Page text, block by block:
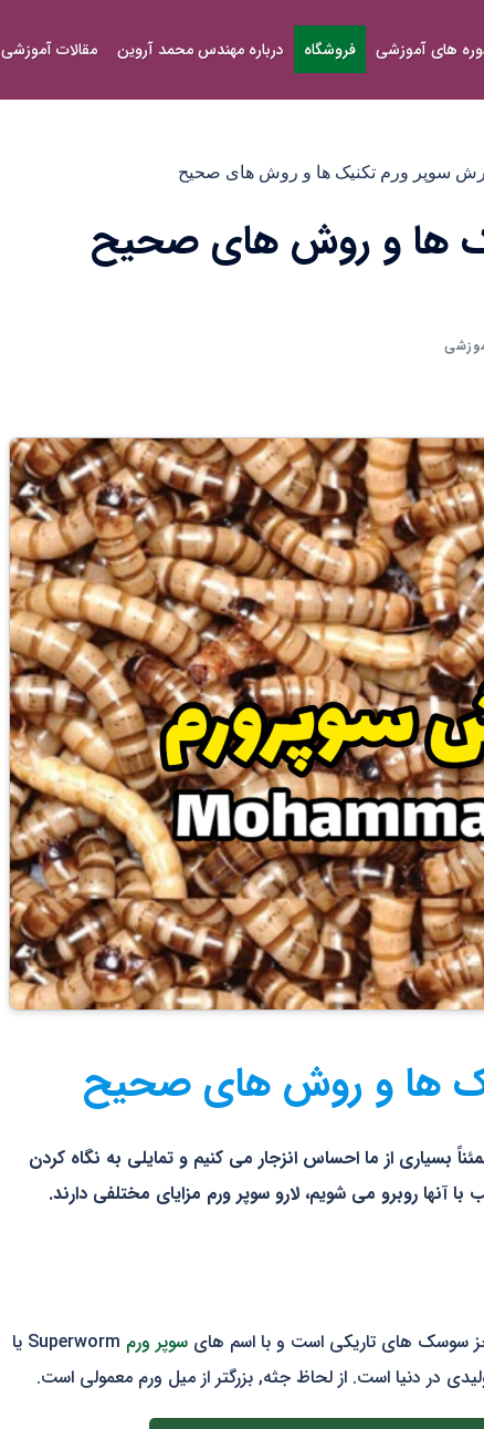
های آموزشی فروشگاه درباره مهندس محمد آروین مقالات آموزشی
سوپر ورم تکنیک ها و روش های صحیح
ها و روش های صحیح
ها و روش های صحیح
بسیاری از ما احساس انزجار می کنیم و تمایلی به نگاه کردن
آنها روبرو می شویم، لارو سوپر ورم مزایای مختلفی دارند.
سوسک های تاریکی است و با اسم های سوپر ورم
Superworm یا
در دنیا است. از لحاظ جثه, بزرگتر از میل ورم معمولی است.